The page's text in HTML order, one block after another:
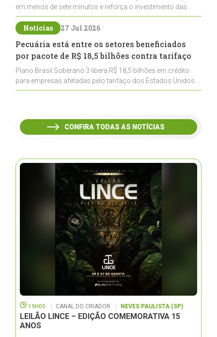
em menos de sete minutos e reforça o investimento das
cabanhas na seleção genética de Cavalos Crioulos voltados
ao laço
Notícias 27 Jul 2026
Pecuária está entre os setores beneficiados
por pacote de R$ 18,5 bilhões contra tarifaço
Plano Brasil Soberano 3 libera R$ 18,5 bilhões em crédito
para empresas afetadas pelo tarifaço dos Estados Unidos e
inclui a pecuária entre os setores estratégicos
CONFIRA TODAS AS NOTÍCIAS
19H00 CANAL DO CRIADOR NEVES PAULISTA (SP)
LEILÃO LINCE – EDIÇÃO COMEMORATIVA 15
ANOS